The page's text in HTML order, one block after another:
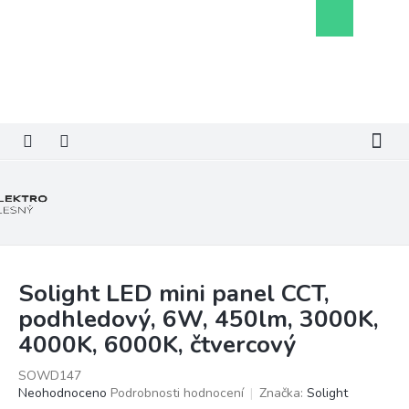
košík
Solight LED mini panel CCT,
podhledový, 6W, 450lm, 3000K,
4000K, 6000K, čtvercový
SOWD147
Průměrné
Neohodnoceno Podrobnosti hodnocení Značka: Solight